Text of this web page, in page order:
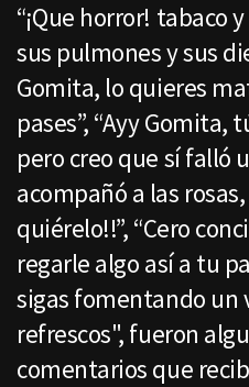
“¡Que horror! tabaco
sus pulmones y sus
Gomita, lo quieres
pases”, “Ayy
pero creo que sí falló
acompañó a las
quiérelo!!”, “Cero
regarle algo así a tu
sigas fomentando un
refrescos", fueron
comentarios que